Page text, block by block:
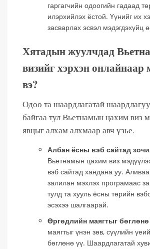
гаргагчийн одоогийн гадаад
илэрхийлэх ёстой. Үүнийг их
засварлах эсвэл мэдэгдэхүйц
Хятадын жуулчдад
визийг хэрхэн онлайнаар
вэ?
Одоо та шаардлагатай
байгаа тул Вьетнамын цахим виз
явцыг алхам алхмаар авч үзье.
Албан ёсны вэб сайтад
Вьетнамын цахим виз
вэб сайтад хандана уу.
залилан мэхлэх програмаас
тулд та хууль ёсны төрийн
эсэхээ шалгаарай.
Өргөдлийн маягтыг
маягтыг үнэн зөв, сүүлийн
бөглөнө үү. Шаардлагатай